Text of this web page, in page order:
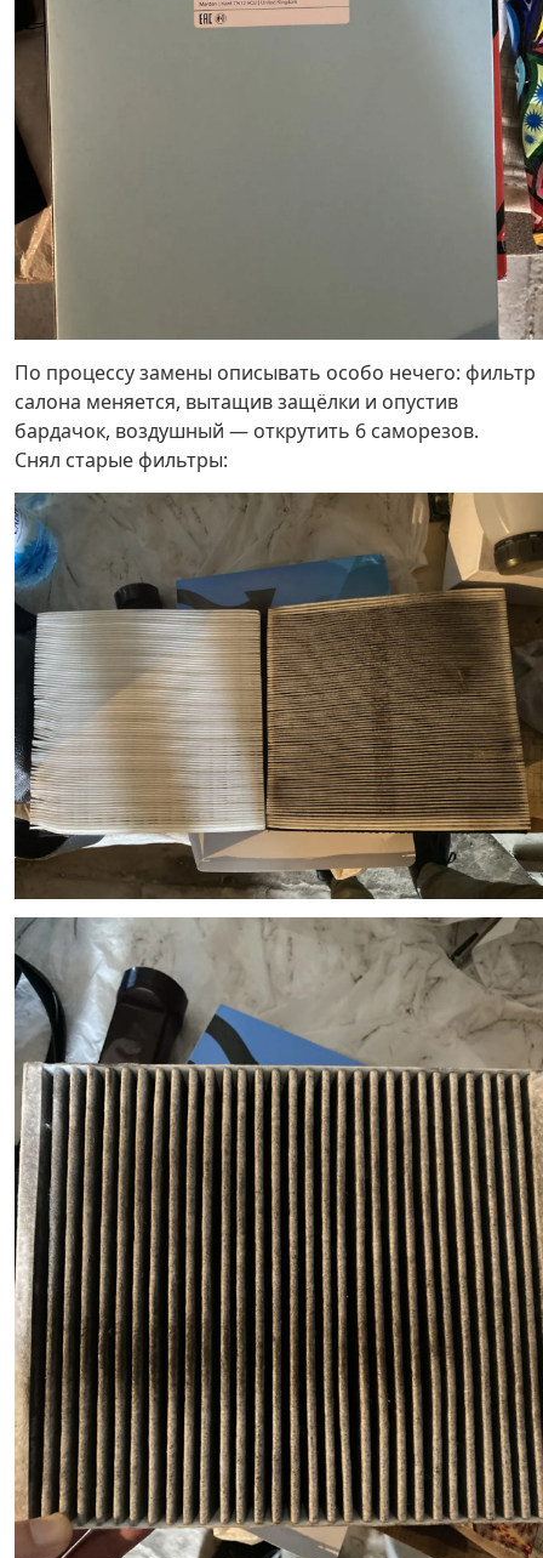
По процессу замены описывать особо нечего: фильтр
салона меняется, вытащив защёлки и опустив
бардачок, воздушный — открутить 6 саморезов.
Снял старые фильтры: